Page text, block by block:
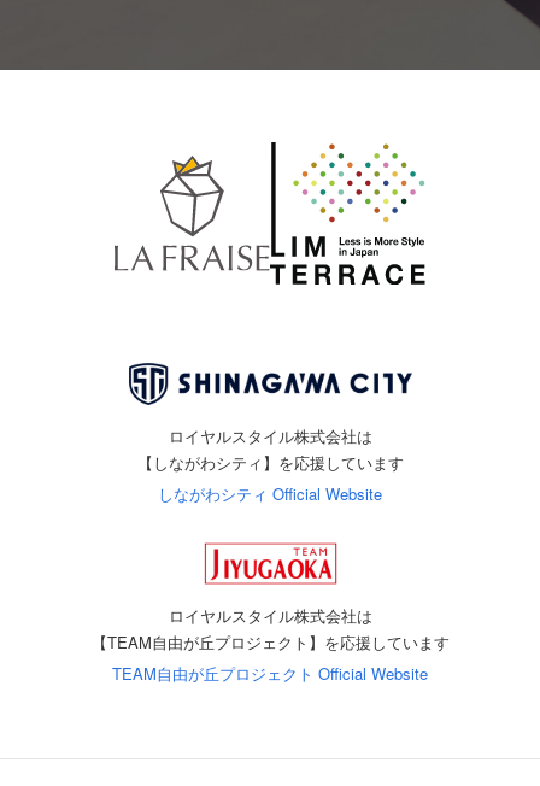
ロイヤルスタイル株式会社は
【しながわシティ】を応援しています
しながわシティ Official Website
ロイヤルスタイル株式会社は
【TEAM自由が丘プロジェクト】を応援しています
TEAM自由が丘プロジェクト Official Website